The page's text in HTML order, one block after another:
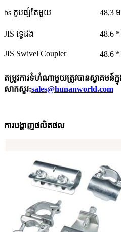
bs គួបផ្សំតែមួយ
48,3
JIS ទ្វេដង
48.6
JIS Swivel Coupler
48.6
តម្រូវការទំហំណាមួយត្រូវបានស្វាគមន៍ក្នុ
សាកសួរ:sales@hunanworld.com
ការបង្ហាញផលិតផល